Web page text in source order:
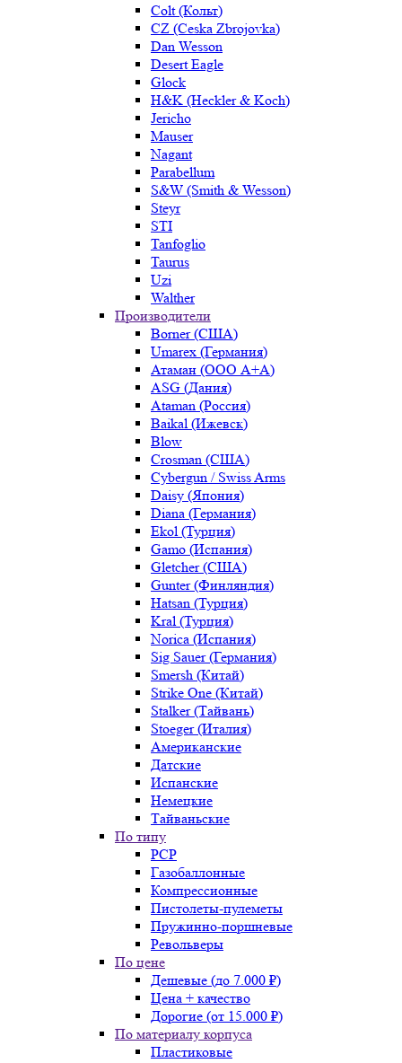
Colt (Кольт)
CZ (Ceska Zbrojovka)
Dan Wesson
Desert Eagle
Glock
H&K (Heckler & Koch)
Jericho
Mauser
Nagant
Parabellum
S&W (Smith & Wesson)
Steyr
STI
Tanfoglio
Taurus
Uzi
Walther
Производители
Borner (США)
Umarex (Германия)
Атаман (ООО А+А)
ASG (Дания)
Ataman (Россия)
Baikal (Ижевск)
Blow
Crosman (США)
Cybergun / Swiss Arms
Daisy (Япония)
Diana (Германия)
Ekol (Турция)
Gamo (Испания)
Gletcher (США)
Gunter (Финляндия)
Hatsan (Турция)
Kral (Турция)
Norica (Испания)
Sig Sauer (Германия)
Smersh (Китай)
Strike One (Китай)
Stalker (Тайвань)
Stoeger (Италия)
Американские
Датские
Испанские
Немецкие
Тайваньские
По типу
PCP
Газобаллонные
Компрессионные
Пистолеты-пулеметы
Пружинно-поршневые
Револьверы
По цене
Дешевые (до 7.000 ₽)
Цена + качество
Дорогие (от 15.000 ₽)
По материалу корпуса
Пластиковые